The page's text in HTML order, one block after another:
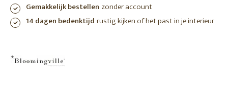
Gemakkelijk bestellen zonder account
14 dagen bedenktijd rustig kijken of het past in je interieur